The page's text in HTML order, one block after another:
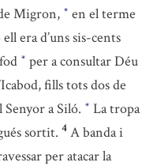
Migron, * en el terme
era d’uns sis-cents
* per a consultar Déu
fills tots dos de
Senyor a Siló. * La tropa
sortit. 4 A banda i
per atacar la